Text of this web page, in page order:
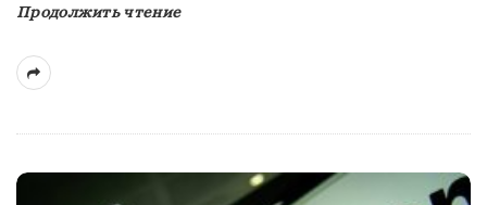
Продолжить чтение